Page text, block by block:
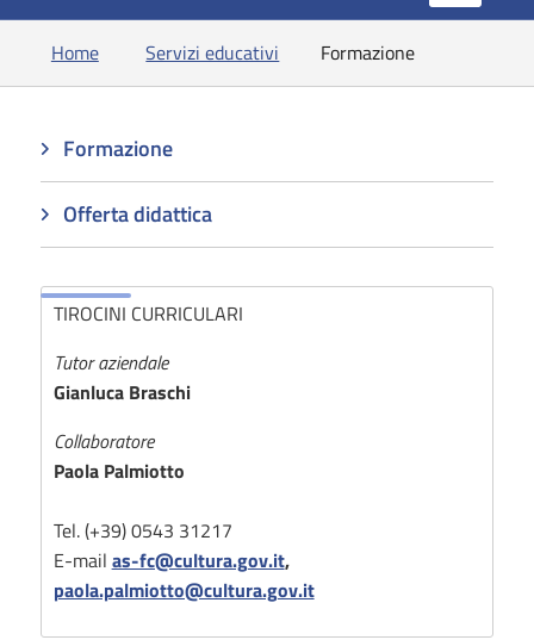
Home Servizi educativi Formazione
Formazione
Offerta didattica
TIROCINI CURRICULARI
Tutor aziendale
Gianluca Braschi
Collaboratore
Paola Palmiotto
Tel. (+39) 0543 31217
E-mail as-fc@cultura.gov.it,
paola.palmiotto@cultura.gov.it